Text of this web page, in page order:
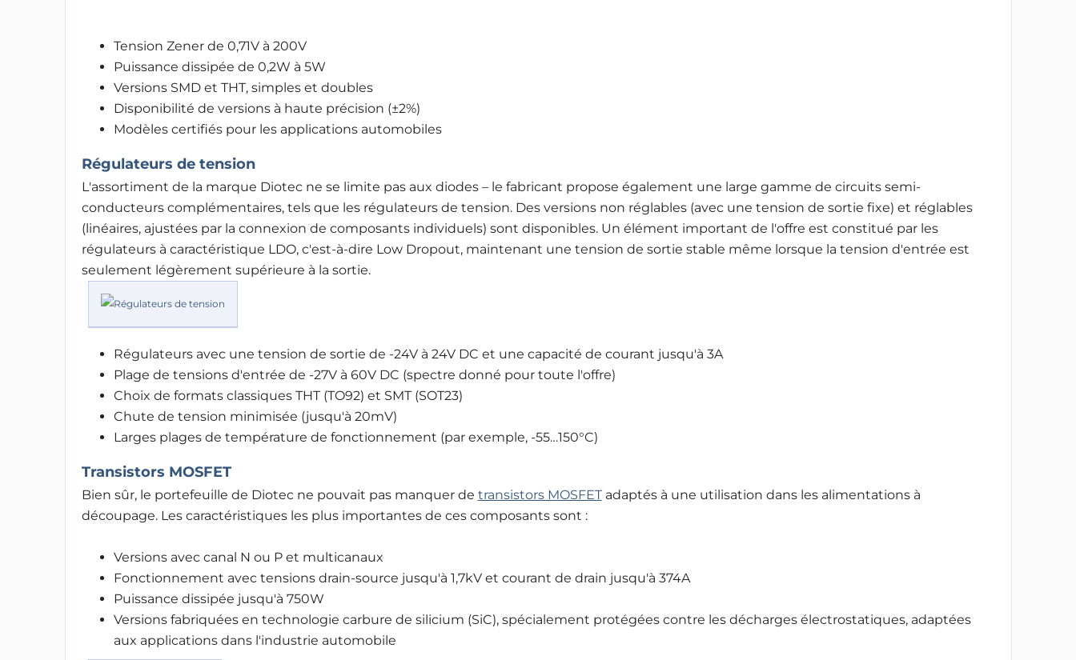
Tension Zener de 0,71V à 200V
Puissance dissipée de 0,2W à 5W
Versions SMD et THT, simples et doubles
Disponibilité de versions à haute précision (±2%)
Modèles certifiés pour les applications automobiles
Régulateurs de tension
L'assortiment de la marque Diotec ne se limite pas aux diodes – le fabricant propose également une large gamme de circuits semi-
conducteurs complémentaires, tels que les régulateurs de tension. Des versions non réglables (avec une tension de sortie fixe) et réglables
(linéaires, ajustées par la connexion de composants individuels) sont disponibles. Un élément important de l'offre est constitué par les
régulateurs à caractéristique LDO, c'est-à-dire Low Dropout, maintenant une tension de sortie stable même lorsque la tension d'entrée est
seulement légèrement supérieure à la sortie.
Régulateurs avec une tension de sortie de -24V à 24V DC et une capacité de courant jusqu'à 3A
Plage de tensions d'entrée de -27V à 60V DC (spectre donné pour toute l'offre)
Choix de formats classiques THT (TO92) et SMT (SOT23)
Chute de tension minimisée (jusqu'à 20mV)
Larges plages de température de fonctionnement (par exemple, -55…150°C)
Transistors MOSFET
Bien sûr, le portefeuille de Diotec ne pouvait pas manquer de transistors MOSFETadaptés à une utilisation dans les alimentations à
découpage. Les caractéristiques les plus importantes de ces composants sont :
Versions avec canal N ou P et multicanaux
Fonctionnement avec tensions drain-source jusqu'à 1,7kV et courant de drain jusqu'à 374A
Puissance dissipée jusqu'à 750W
Versions fabriquées en technologie carbure de silicium (SiC), spécialement protégées contre les décharges électrostatiques, adaptées
aux applications dans l'industrie automobile